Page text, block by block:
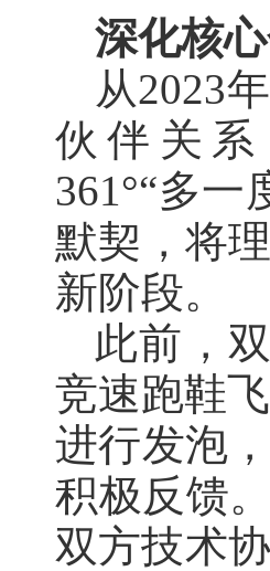
深化核
从2023
伙伴关系
361°“多
默契，将
新阶段。
此前，
竞速跑鞋
进行发泡
积极反馈
双方技术